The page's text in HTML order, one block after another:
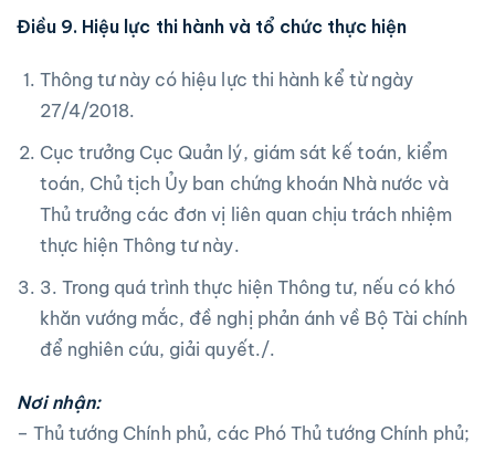
Điều 9. Hiệu lực thi hành và tổ chức thực hiện
Thông tư này có hiệu lực thi hành kể từ ngày
27/4/2018.
Cục trưởng Cục Quản lý, giám sát kế toán, kiểm
toán, Chủ tịch Ủy ban chứng khoán Nhà nước và
Thủ trưởng các đơn vị liên quan chịu trách nhiệm
thực hiện Thông tư này.
3. Trong quá trình thực hiện Thông tư, nếu có khó
khăn vướng mắc, đề nghị phản ánh về Bộ Tài chính
để nghiên cứu, giải quyết./.
Nơi nhận:
– Thủ tướng Chính phủ, các Phó Thủ tướng Chính phủ;